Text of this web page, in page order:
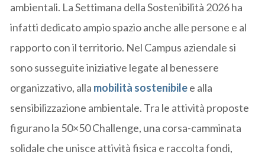
ambientali. La Settimana della Sostenibilità 2026 ha
infatti dedicato ampio spazio anche alle persone e al
rapporto con il territorio. Nel Campus aziendale si
sono susseguite iniziative legate al benessere
organizzativo, alla mobilità sostenibilee alla
sensibilizzazione ambientale. Tra le attività proposte
figurano la 50×50 Challenge, una corsa-camminata
solidale che unisce attività fisica e raccolta fondi,